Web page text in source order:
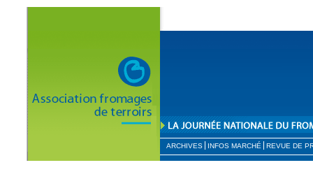
ARCHIVES INFOS MARCHÉ REVUE DE